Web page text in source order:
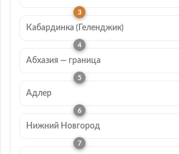
Кабардинка (Геленджик)
Абхазия — граница
Адлер
Нижний Новгород